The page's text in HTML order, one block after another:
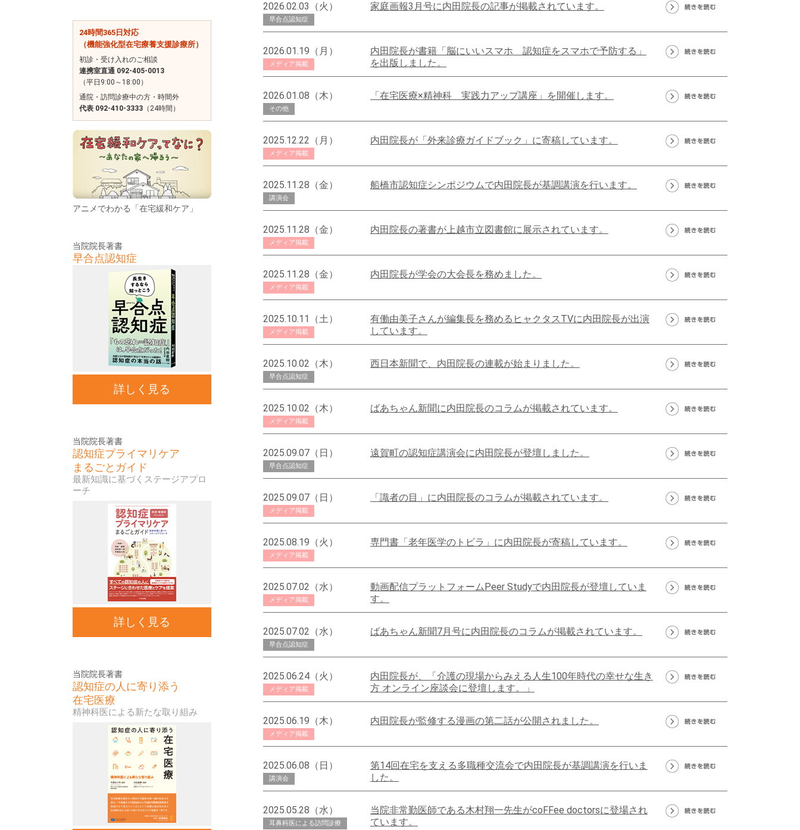
24時間365日対応
（機能強化型在宅療養支援診療所）
初診・受け入れのご相談
連携室直通 092-405-0013
（平日9:00～18:00）
通院・訪問診療中の方・時間外
代表 092-410-3333 （24時間）
アニメでわかる「在宅緩和ケア」
当院院長著書
早合点認知症
詳しく見る
当院院長著書
認知症プライマリケア
まるごとガイド
最新知識に基づくステージアプロ
ーチ
詳しく見る
当院院長著書
認知症の人に寄り添う
在宅医療
精神科医による新たな取り組み
2026.02.03（火）
早合点認知症
家庭画報3月号に内田院長の記事が掲載されています。
2026.01.19（月）
メディア掲載
内田院長が書籍「脳にいいスマホ 認知症をスマホで予防する」
を出版しました。
2026.01.08（木）
その他
「在宅医療×精神科 実践力アップ講座」を開催します。
2025.12.22（月）
メディア掲載
内田院長が「外来診療ガイドブック」に寄稿しています。
2025.11.28（金）
講演会
船橋市認知症シンポジウムで内田院長が基調講演を行います。
2025.11.28（金）
メディア掲載
内田院長の著書が上越市立図書館に展示されています。
2025.11.28（金）
メディア掲載
内田院長が学会の大会長を務めました。
2025.10.11（土）
メディア掲載
有働由美子さんが編集長を務めるヒャクタスTVに内田院長が出演
しています。
2025.10.02（木）
早合点認知症
西日本新聞で、内田院長の連載が始まりました。
2025.10.02（木）
メディア掲載
ばあちゃん新聞に内田院長のコラムが掲載されています。
2025.09.07（日）
早合点認知症
遠賀町の認知症講演会に内田院長が登壇しました。
2025.09.07（日）
メディア掲載
「識者の目」に内田院長のコラムが掲載されています。
2025.08.19（火）
メディア掲載
専門書「老年医学のトビラ」に内田院長が寄稿しています。
2025.07.02（水）
メディア掲載
動画配信プラットフォームPeer Studyで内田院長が登壇していま
す。
2025.07.02（水）
早合点認知症
ばあちゃん新聞7月号に内田院長のコラムが掲載されています。
2025.06.24（火）
メディア掲載
内田院長が、「介護の現場からみえる人生100年時代の幸せな生き
方 オンライン座談会に登壇します。」
2025.06.19（木）
メディア掲載
内田院長が監修する漫画の第二話が公開されました。
2025.06.08（日）
講演会
第14回在宅を支える多職種交流会で内田院長が基調講演を行いま
した。
2025.05.28（水）
耳鼻科医による訪問診療
当院非常勤医師である木村翔一先生がcoFFee doctorsに登場され
ています。